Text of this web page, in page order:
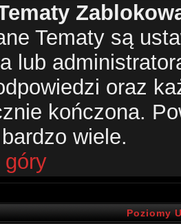
Tematy są
lub
oraz
kończona.
wiele.
góry
Poziomy